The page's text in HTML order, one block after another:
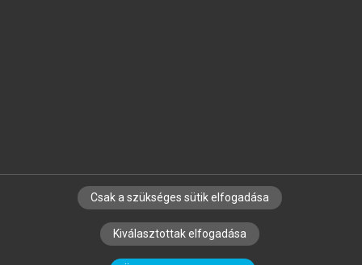
SZERZŐKNEK CÉGEKNEK KÖNYVTÁROSOKNAK
SZERKESZTÉSI ÉS LEKTORÁLÁSI ALAPELVEK
Csak a szükséges sütik elfogadása
Kiválasztottak elfogadása